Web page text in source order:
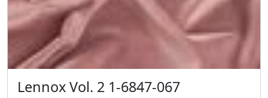
Lennox Vol. 2 1-6847-067